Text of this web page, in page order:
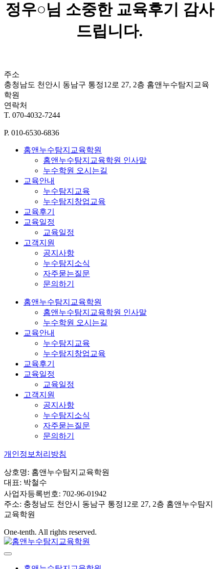
정우○님 소중한 교육후기 감사
드립니다.
주소
충청남도 천안시 동남구 통정12로 27, 2층 홈앤누수탐지교육
학원
연락처
T. 070-4032-7244
P. 010-6530-6836
홈앤누수탐지교육학원
홈앤누수탐지교육학원 인사말
누수학원 오시는길
교육안내
누수탐지교육
누수탐지창업교육
교육후기
교육일정
교육일정
고객지원
공지사항
누수탐지소식
자주묻는질문
문의하기
홈앤누수탐지교육학원
홈앤누수탐지교육학원 인사말
누수학원 오시는길
교육안내
누수탐지교육
누수탐지창업교육
교육후기
교육일정
교육일정
고객지원
공지사항
누수탐지소식
자주묻는질문
문의하기
개인정보처리방침
상호명: 홈앤누수탐지교육학원
대표: 박철수
사업자등록번호: 702-96-01942
주소: 충청남도 천안시 동남구 통정12로 27, 2층 홈앤누수탐지
교육학원
One-tenth. All rights reserved.